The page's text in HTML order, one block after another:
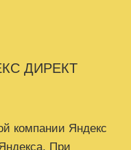
ДИРЕКТ
компании Яндекс
При